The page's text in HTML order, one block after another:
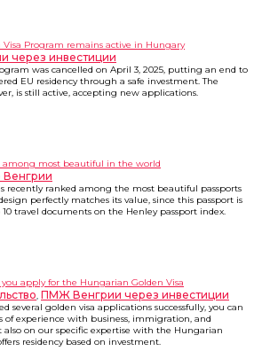
Program remains active in Hungary
через инвестиции
was cancelled on April 3, 2025, putting an end to
EU residency through a safe investment. The
is still active, accepting new applications.
among most beautiful in the world
Венгрии
recently ranked among the most beautiful passports
perfectly matches its value, since this passport is
travel documents on the Henley passport index.
apply for the Hungarian Golden Visa
, ПМЖ Венгрии через инвестиции
several golden visa applications successfully, you can
of experience with business, immigration, and
on our specific expertise with the Hungarian
residency based on investment.